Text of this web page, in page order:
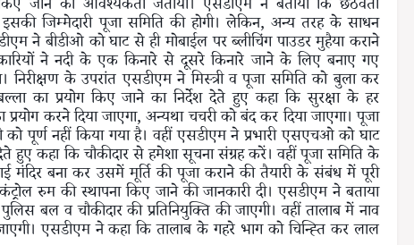
जाने की आवश्यकता जतायी। एसडीएम ने बताया कि छठवर्ती
जिम्मेदारी पूजा समिति की होगी। लेकिन, अन्य तरह के साधन
ने बीडीओ को घाट से ही मोबाईल पर ब्लीचिंग पाउडर मुहैया कराने
ने नदी के एक किनारे से दूसरे किनारे जाने के लिए बनाए गए
निरीक्षण के उपरांत एसडीएम ने मिस्त्री व पूजा समिति को बुला कर
का प्रयोग किए जाने का निर्देश देते हुए कहा कि सुरक्षा के हर
करने दिया जाएगा, अन्यथा चचरी को बंद कर दिया जाएगा। पूजा
को पूर्ण नहीं किया गया है। वहीं एसडीएम ने प्रभारी एसएचओ को घाट
देते हुए कहा कि चौकीदार से हमेशा सूचना संग्रह करें। वहीं पूजा समिति के
मंदिर बना कर उसमें मूर्ति की पूजा कराने की तैयारी के संबंध में पूरी
रुम की स्थापना किए जाने की जानकारी दी। एसडीएम ने बताया
बल व चौकीदार की प्रतिनियुक्ति की जाएगी। वहीं तालाब में नाव
एसडीएम ने कहा कि तालाब के गहरे भाग को चिन्ह्ति कर लाल